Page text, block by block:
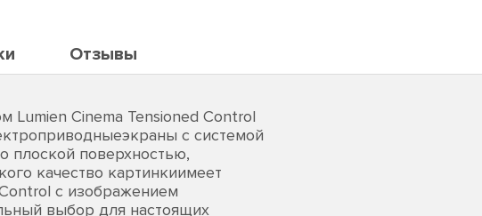
Отзывы
Lumien Cinema Tensioned Control
с системой
плоской поверхностью,
качество картинкиимеет
с изображением
выбор для настоящих